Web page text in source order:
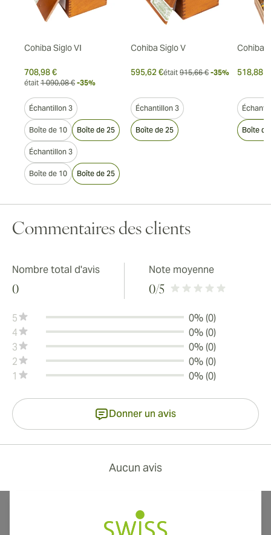
Cohiba Siglo VI
708,98 €
était 1 090,08 € -35%
Échantillon 3
Boîte de 10 Boîte de 25
Échantillon 3
Boîte de 10 Boîte de 25
Cohiba Siglo V
595,62 €était 915,66 € -35%
Échantillon 3
Boîte de 25
Cohiba
518,88 €
Boîte
Commentaires des clients
Nombre total d'avis
0
Note moyenne
0/5
5
0% (0)
4
0% (0)
3
0% (0)
2
0% (0)
1
0% (0)
Donner un avis
Aucun avis